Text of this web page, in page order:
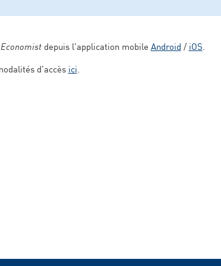
depuis l’application mobile Android /iOS.
d’accès ici.